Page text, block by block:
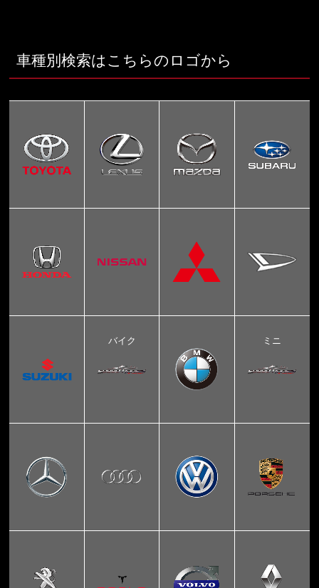
車種別検索はこちらのロゴから
バイク ミニ